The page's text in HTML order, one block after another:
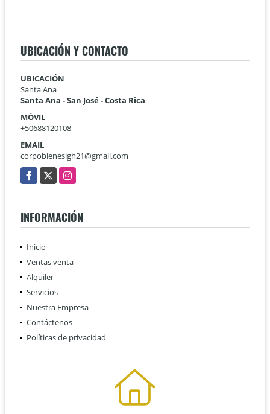
UBICACIÓN Y CONTACTO
UBICACIÓN
Santa Ana
Santa Ana - San José - Costa Rica
MÓVIL
+50688120108
EMAIL
corpobieneslgh21@gmail.com
Facebook
X Instagram
INFORMACIÓN
Inicio
Ventas venta
Alquiler
Servicios
Nuestra Empresa
Contáctenos
Políticas de privacidad